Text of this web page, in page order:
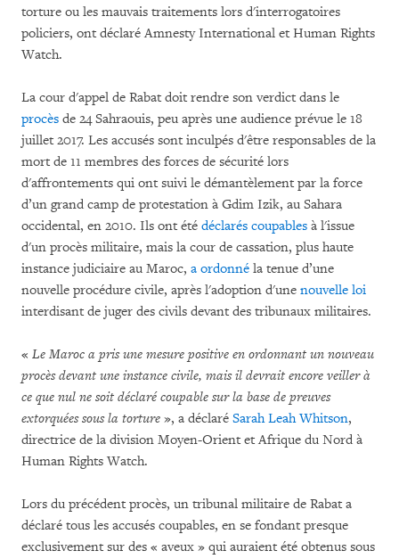
torture ou les mauvais traitements lors d'interrogatoires
policiers, ont déclaré Amnesty International et Human Rights
Watch.
La cour d'appel de Rabat doit rendre son verdict dans le
procès de 24 Sahraouis, peu après une audience prévue le 18
juillet 2017. Les accusés sont inculpés d'être responsables de la
mort de 11 membres des forces de sécurité lors
d'affrontements qui ont suivi le démantèlement par la force
d’un grand camp de protestation à Gdim Izik, au Sahara
occidental, en 2010. Ils ont été déclarés coupables à l'issue
d'un procès militaire, mais la cour de cassation, plus haute
instance judiciaire au Maroc, a ordonné la tenue d’une
nouvelle procédure civile, après l'adoption d'une nouvelle loi
interdisant de juger des civils devant des tribunaux militaires.
« Le Maroc a pris une mesure positive en ordonnant un nouveau
procès devant une instance civile, mais il devrait encore veiller à
ce que nul ne soit déclaré coupable sur la base de preuves
extorquées sous la torture », a déclaré Sarah Leah Whitson,
directrice de la division Moyen-Orient et Afrique du Nord à
Human Rights Watch.
Lors du précédent procès, un tribunal militaire de Rabat a
déclaré tous les accusés coupables, en se fondant presque
exclusivement sur des « aveux » qui auraient été obtenus sous